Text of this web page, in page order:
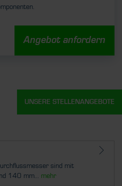
Angebot anfordern
sind mit
140 mm... mehr
UNSERE STELLENANGEBOTE